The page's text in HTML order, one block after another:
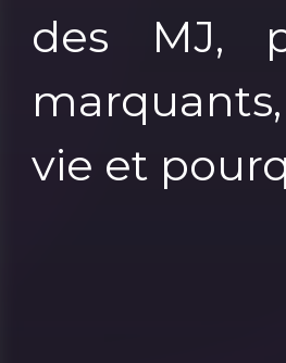
des MJ,
vie et